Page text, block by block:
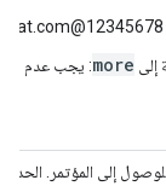
إلى more: يجب عدم
إلى المؤتمر. الحد